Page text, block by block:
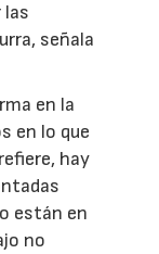
señala
en la
en lo que
hay
están en
no